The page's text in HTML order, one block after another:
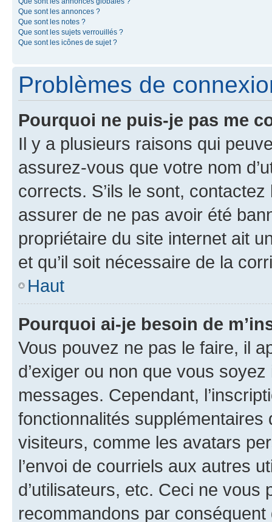
Que sont les annonces ?
Que sont les notes ?
Que sont les sujets verrouillés ?
Que sont les icônes de sujet ?
Problèmes de
Pourquoi ne puis-je pas me
Il y a plusieurs raisons qui
assurez-vous que votre nom
corrects. S’ils le sont,
assurer de ne pas avoir été
propriétaire du site internet ait
et qu’il soit nécessaire de la
Haut
Pourquoi ai-je besoin de
Vous pouvez ne pas le faire, il
d’exiger ou non que vous
messages. Cependant,
fonctionnalités
visiteurs, comme les avatars
l’envoi de courriels aux autres
d’utilisateurs, etc. Ceci ne vous
recommandons par conséquent